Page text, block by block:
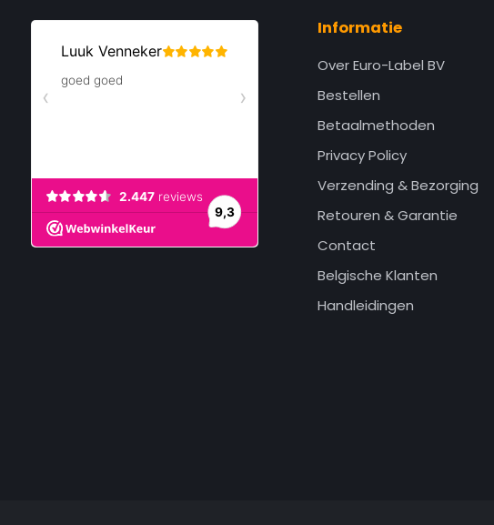
Informatie
Over Euro-Label BV
Bestellen
Betaalmethoden
Privacy Policy
Verzending & Bezorging
Retouren & Garantie
Contact
Belgische Klanten
Handleidingen